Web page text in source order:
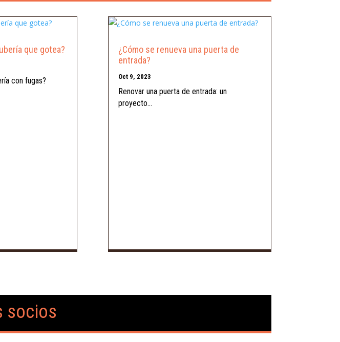
que gotea?
con fugas?
¿Cómo se renueva una puerta de
entrada?
Oct 9, 2023
Renovar una puerta de entrada: un
proyecto...
socios